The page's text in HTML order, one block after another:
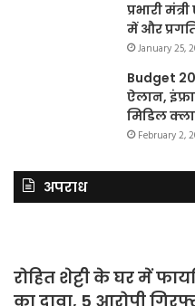
प्रभारी
में और
January 25,
Budget
ऐलान,
मिडिल
February 2,
अपराध
रोहित शेट्टी के घर में
का दावा, 5 आरोपी